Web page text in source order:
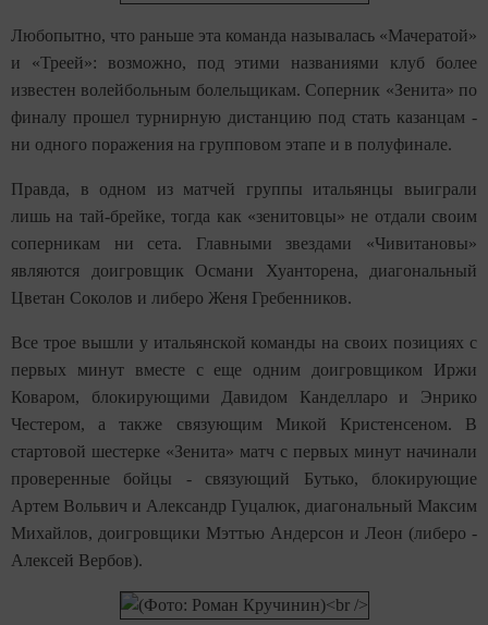
Любопытно, что раньше эта команда называлась «Мачератой»
и «Треей»: возможно, под этими названиями клуб более
известен волейбольным болельщикам. Соперник «Зенита» по
финалу прошел турнирную дистанцию под стать казанцам -
ни одного поражения на групповом этапе и в полуфинале.
Правда, в одном из матчей группы итальянцы выиграли
лишь на тай-брейке, тогда как «зенитовцы» не отдали своим
соперникам ни сета. Главными звездами «Чивитановы»
являются доигровщик Османи Хуанторена, диагональный
Цветан Соколов и либеро Женя Гребенников.
Все трое вышли у итальянской команды на своих позициях с
первых минут вместе с еще одним доигровщиком Иржи
Коваром, блокирующими Давидом Канделларо и Энрико
Честером, а также связующим Микой Кристенсеном. В
стартовой шестерке «Зенита» матч с первых минут начинали
проверенные бойцы - связующий Бутько, блокирующие
Артем Вольвич и Александр Гуцалюк, диагональный Максим
Михайлов, доигровщики Мэттью Андерсон и Леон (либеро -
Алексей Вербов).